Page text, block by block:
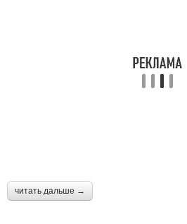
Печи с порядовкой
читать дальше →